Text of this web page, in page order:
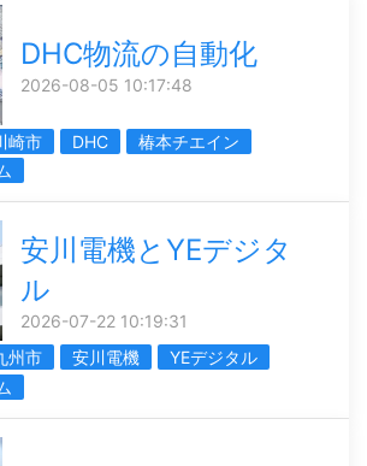
DHC物流の自動化
2026-08-05 10:17:48
崎市 DHC
椿本チエイン
安川電機とYEデジタ
ル
2026-07-22 10:19:31
州市 安川電機
YEデジタル